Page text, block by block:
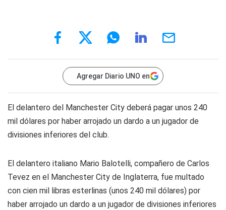
Agregar Diario UNO en
El delantero del Manchester City deberá pagar unos 240
mil dólares por haber arrojado un dardo a un jugador de
divisiones inferiores del club.
El delantero italiano Mario Balotelli, compañero de Carlos
Tevez en el Manchester City de Inglaterra, fue multado
con cien mil libras esterlinas (unos 240 mil dólares) por
haber arrojado un dardo a un jugador de divisiones inferiores